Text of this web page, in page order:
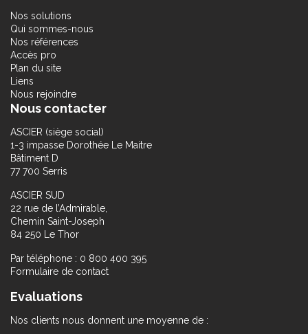
Nos solutions
Qui sommes-nous
Nos références
Accès pro
Plan du site
Liens
Nous rejoindre
Nous contacter
ASCIER (siège social)
1-3 impasse Dorothée Le Maitre
Bâtiment D
77 700 Serris
ASCIER SUD
22 rue de l’Admirable,
Chemin Saint-Joseph
84 250 Le Thor
Par téléphone : 0 800 400 395
Formulaire de contact
Evaluations
Nos clients nous donnent une moyenne de :